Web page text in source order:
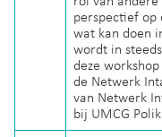
perspectief op
wat kan doen
wordt in
deze
de Netwerk
van Netwerk
bij UMCG